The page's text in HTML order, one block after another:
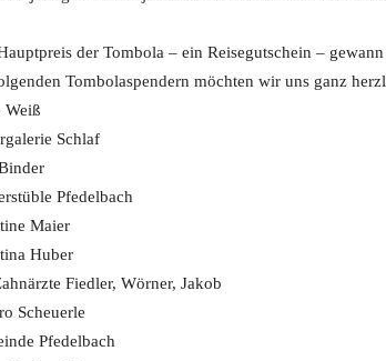
der Tombola – ein Reisegutschein –
Tombolaspendern möchten wir uns ganz
Weiß
Schlaf
Pfedelbach
Maier
Huber
Fiedler, Wörner, Jakob
Scheuerle
Pfedelbach